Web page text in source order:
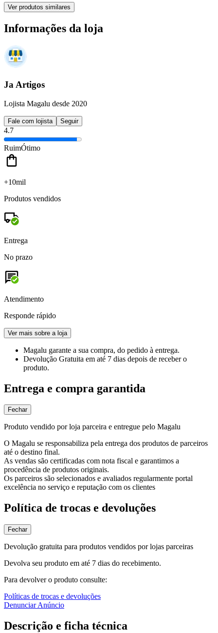
Ver produtos similares
Informações da loja
Ja Artigos
Lojista Magalu desde 2020
Fale com lojista Seguir
4.7
RuimÓtimo
+10mil
Produtos vendidos
Entrega
No prazo
Atendimento
Responde rápido
Ver mais sobre a loja
Magalu garante a sua compra, do pedido à entrega.
Devolução Gratuita em até 7 dias depois de receber o
produto.
Entrega e compra garantida
Fechar
Produto vendido por loja parceira e entregue pelo Magalu
O Magalu se responsabiliza pela entrega dos produtos de parceiros
até o destino final.
As vendas são certificadas com nota fiscal e garantimos a
procedência de produtos originais.
Os parceiros são selecionados e avaliados regularmente portal
excelência no serviço e reputação com os clientes
Política de trocas e devoluções
Fechar
Devolução gratuita para produtos vendidos por lojas parceiras
Devolva seu produto em até 7 dias do recebimento.
Para devolver o produto consulte:
Políticas de trocas e devoluções
Denunciar Anúncio
Descrição e ficha técnica